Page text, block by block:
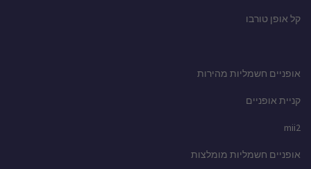
קל אופן טורבו
אופניים חשמליות מהירות
קניית אופניים
mii2
אופניים חשמליות מומלצות